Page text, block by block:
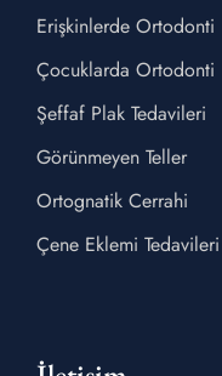
Erişkinlerde Ortodonti
Çocuklarda Ortodonti
Şeffaf Plak Tedavileri
Görünmeyen Teller
Ortognatik Cerrahi
Çene Eklemi Tedavileri